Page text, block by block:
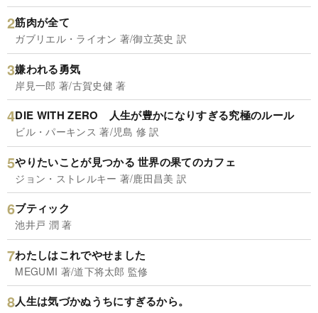
筋肉が全て
ガブリエル・ライオン 著/御立英史 訳
嫌われる勇気
岸見一郎 著/古賀史健 著
DIE WITH ZERO 人生が豊かになりすぎる究極のルール
ビル・パーキンス 著/児島 修 訳
やりたいことが見つかる 世界の果てのカフェ
ジョン・ストレルキー 著/鹿田昌美 訳
ブティック
池井戸 潤 著
わたしはこれでやせました
MEGUMI 著/道下将太郎 監修
人生は気づかぬうちにすぎるから。